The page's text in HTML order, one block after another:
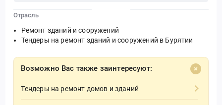
Отрасль
Ремонт зданий и сооружений
Тендеры на ремонт зданий и сооружений в Бурятии
Возможно Вас также заинтересуют:
Тендеры на ремонт домов и зданий